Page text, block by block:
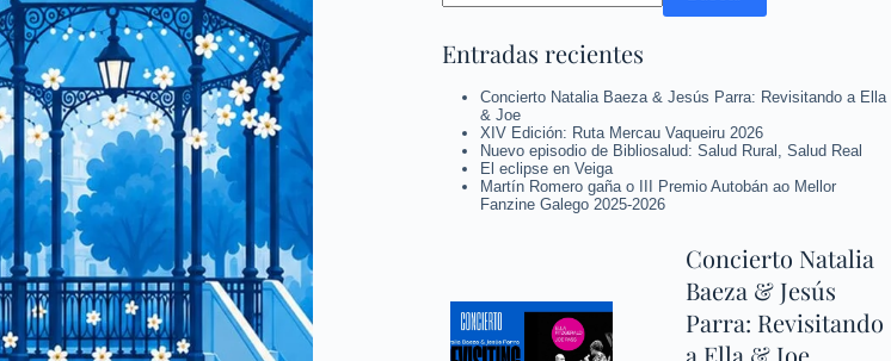
Entradas recientes
Concierto Natalia Baeza & Jesús Parra: Revisitando a Ella
& Joe
XIV Edición: Ruta Mercau Vaqueiru 2026
Nuevo episodio de Bibliosalud: Salud Rural, Salud Real
El eclipse en Veiga
Martín Romero gaña o III Premio Autobán ao Mellor
Fanzine Galego 2025-2026
Concierto Natalia
Baeza & Jesús
Parra: Revisitando
a Ella & Joe